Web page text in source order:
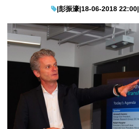
教學評測
EduTech
IT Times
生成式AI與雲端應用
Enterprise Digital Transformation
|彭振濠|18-06-2018 22:00|